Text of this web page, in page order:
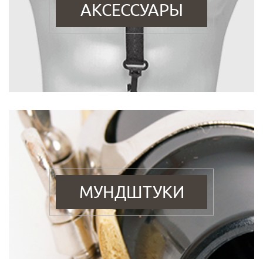
АКСЕССУАРЫ
МУНДШТУКИ